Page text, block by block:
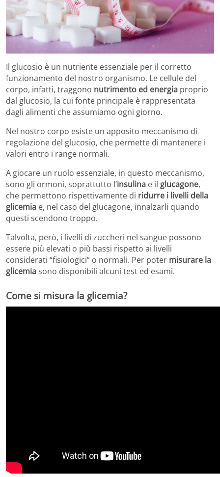
Il glucosio è un nutriente essenziale per il corretto
funzionamento del nostro organismo. Le cellule del
corpo, infatti, traggono nutrimento ed energia proprio
dal glucosio, la cui fonte principale è rappresentata
dagli alimenti che assumiamo ogni giorno.
Nel nostro corpo esiste un apposito meccanismo di
regolazione del glucosio, che permette di mantenere i
valori entro i range normali.
A giocare un ruolo essenziale, in questo meccanismo,
sono gli ormoni, soprattutto l’insulina e il glucagone,
che permettono rispettivamente di ridurre i livelli della
glicemia e, nel caso del glucagone, innalzarli quando
questi scendono troppo.
Talvolta, però, i livelli di zuccheri nel sangue possono
essere più elevati o più bassi rispetto ai livelli
considerati “fisiologici” o normali. Per poter misurare la
glicemiasono disponibili alcuni test ed esami.
Come si misura la glicemia?